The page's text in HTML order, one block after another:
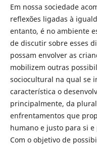
Em nossa sociedade
reflexões ligadas à
entanto, é no ambiente
de discutir sobre esses
possam envolver as
mobilizem outras
sociocultural na qual se
característica o
principalmente, da
enfrentamentos que
humano e justo para si e
Com o objetivo de